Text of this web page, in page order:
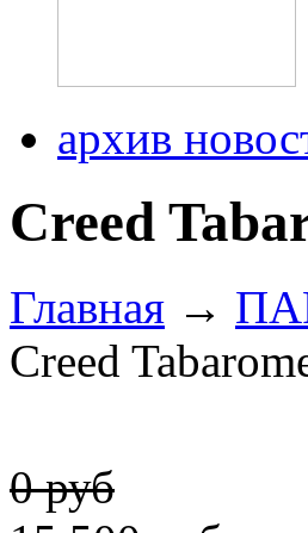
архив
Creed
Главная →
Creed
0 руб